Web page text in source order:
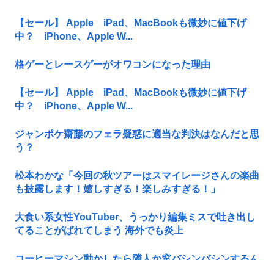
【セール】 Apple iPad、MacBookも微妙に値下げ
中？ iPhone、Apple W...
格ゲーとレースゲーがオワコンになった理由
【セール】 Apple iPad、MacBookも微妙に値下げ
中？ iPhone、Apple W...
ジャンポケ齋藤のフェラ疑惑に適当な判決はなんだと思
う？
松本わかな「今回の秋ツアーはスマイレージさんの楽曲
も披露します！嬉しすぎる！楽しみすぎる！」
大食い系女性YouTuber、うっかり編集ミスで吐き出し
てることがばれてしまう 海外でも炎上